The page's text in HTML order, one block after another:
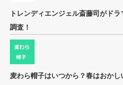
トレンディエンジェル斎藤司がド
調査！
麦わら帽子はいつから？春はおか